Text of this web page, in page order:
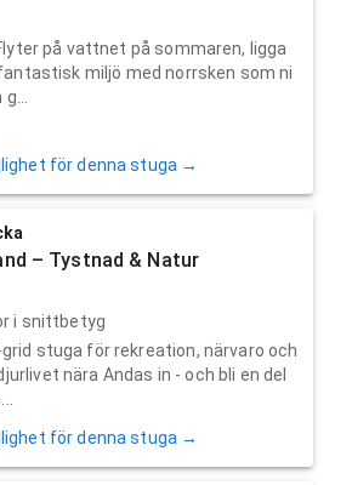
på vattnet på sommaren, ligga
miljö med norrsken som ni
för denna stuga →
– Tystnad & Natur
i snittbetyg
stuga för rekreation, närvaro och
nära Andas in - och bli en del
för denna stuga →